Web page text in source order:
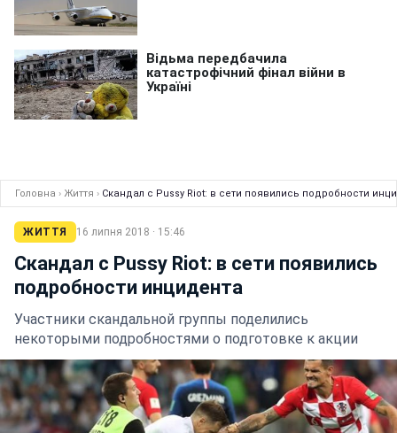
Головна › Життя › Скандал с Pussy Riot: в сети появились подробности
ЖИТТЯ 16 липня 2018 · 15:46
Скандал с Pussy Riot: в сети появились
подробности инцидента
Участники скандальной группы поделились
некоторыми подробностями о подготовке к акции